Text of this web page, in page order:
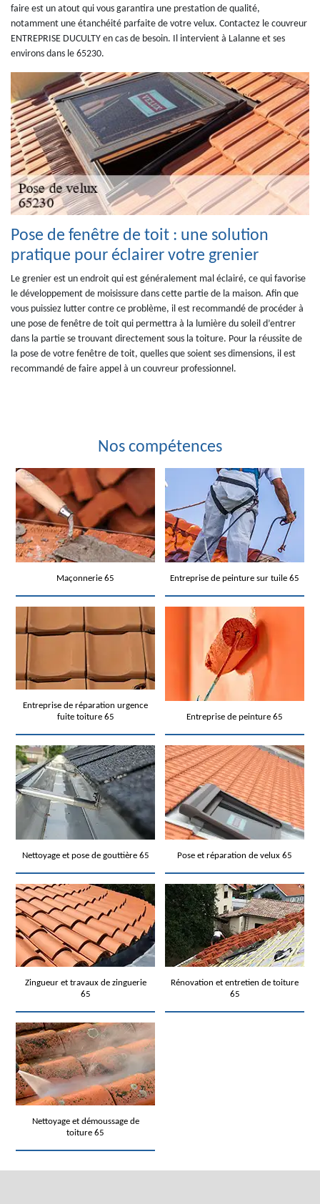
faire est un atout qui vous garantira une prestation de qualité,
notamment une étanchéité parfaite de votre velux. Contactez le couvreur
ENTREPRISE DUCULTY en cas de besoin. Il intervient à Lalanne et ses
environs dans le 65230.
Pose de fenêtre de toit : une solution
pratique pour éclairer votre grenier
Le grenier est un endroit qui est généralement mal éclairé, ce qui favorise
le développement de moisissure dans cette partie de la maison. Afin que
vous puissiez lutter contre ce problème, il est recommandé de procéder à
une pose de fenêtre de toit qui permettra à la lumière du soleil d’entrer
dans la partie se trouvant directement sous la toiture. Pour la réussite de
la pose de votre fenêtre de toit, quelles que soient ses dimensions, il est
recommandé de faire appel à un couvreur professionnel.
Nos compétences
Maçonnerie 65 Entreprise de peinture sur tuile 65
Entreprise de réparation urgence
fuite toiture 65
Entreprise de peinture 65
Nettoyage et pose de gouttière 65 Pose et réparation de velux 65
Zingueur et travaux de zinguerie
65
Rénovation et entretien de toiture
65
Nettoyage et démoussage de
toiture 65